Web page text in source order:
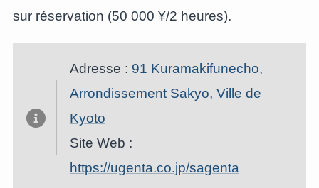
sur réservation (50 000 ¥/2 heures).
Adresse : 91 Kuramakifunecho,
Arrondissement Sakyo, Ville de
Kyoto
Site Web :
https://ugenta.co.jp/sagenta